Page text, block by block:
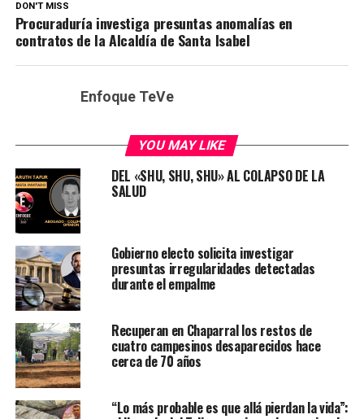
DON'T MISS
Procuraduría investiga presuntas anomalías en
contratos de la Alcaldía de Santa Isabel
Enfoque TeVe
YOU MAY LIKE
DEL «SHU, SHU, SHU» AL COLAPSO DE LA
SALUD
Gobierno electo solicita investigar
presuntas irregularidades detectadas
durante el empalme
Recuperan en Chaparral los restos de
cuatro campesinos desaparecidos hace
cerca de 70 años
“Lo más probable es que allá pierdan la vida”: